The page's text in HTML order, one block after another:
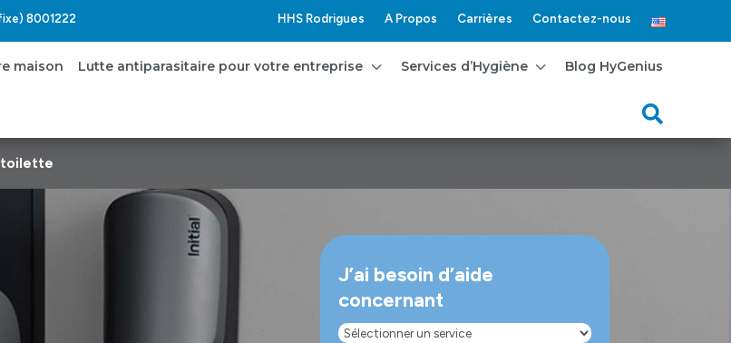
8001222 HHS Rodrigues A Propos Carrières Contactez-nous
maison 3
Lutte antiparasitaire pour votre entreprise 3
Services d’Hygiène Blog HyGenius

toilette
J’ai besoin d’aide
concernant
Sélectionner